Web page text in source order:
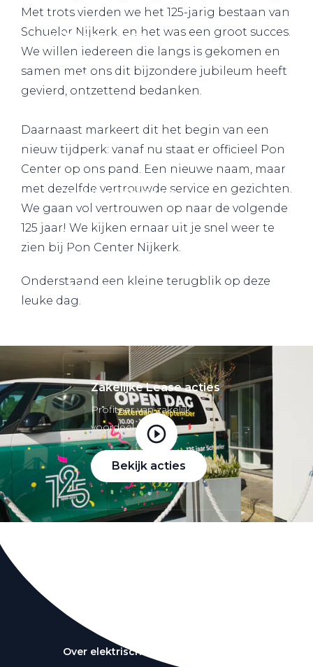
Private Lease
Terug
Website Pon Center Zakelijk
Zakelijke oplossingen
Lease aanbod
Leasevormen
Lease acties
Lease a Bike
Zakelijke Lease acties
Profiteer van zakelijk
voordeel
Bekijk acties
Over elektrisch rijden
Met trots vierden we het 125-jarig bestaan van
Schueler Nijkerk, en het was een groot succes.
We willen iedereen die langs is gekomen en
samen met ons dit bijzondere jubileum heeft
gevierd, ontzettend bedanken.
Daarnaast markeert dit het begin van een
nieuw tijdperk: vanaf nu staat er officieel Pon
Center op ons pand. Een nieuwe naam, maar
met dezelfde vertrouwde service en gezichten.
We gaan vol vertrouwen op naar de volgende
125 jaar! We kijken ernaar uit je snel weer te
zien bij Pon Center Nijkerk.
Onderstaand een kleine terugblik op deze
leuke dag.